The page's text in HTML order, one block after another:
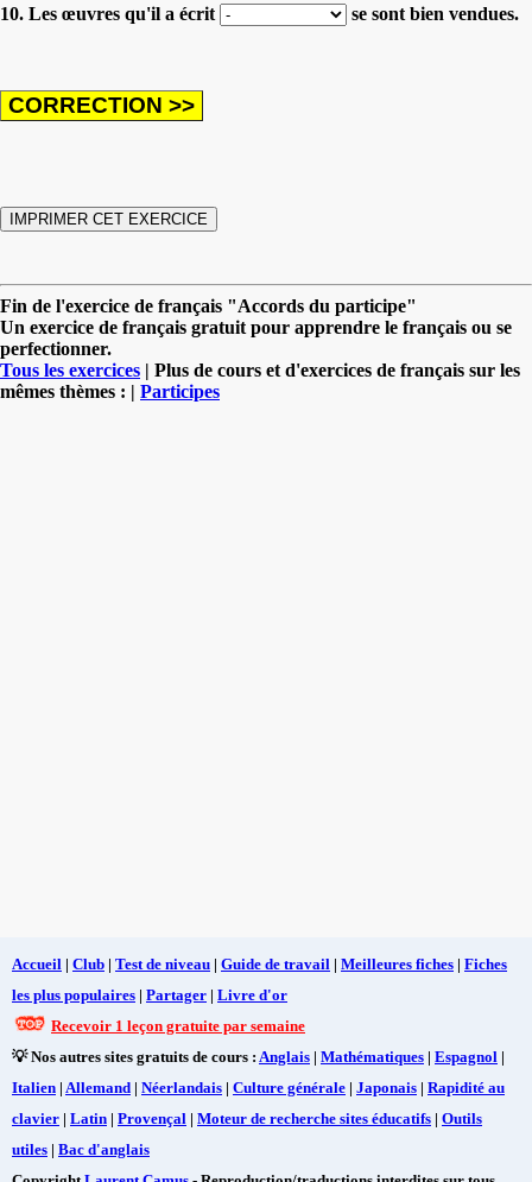
10. Les œuvres qu'il a écrit se sont bien vendues.
Fin de l'exercice de français "Accords du participe"
Un exercice de français gratuit pour apprendre le français ou se
perfectionner.
Tous les exercices | Plus de cours et d'exercices de français sur les
mêmes thèmes : | Participes
Accueil | Club | Test de niveau | Guide de travail | Meilleures fiches | Fiches
les plus populaires | Partager | Livre d'or
Recevoir 1 leçon gratuite par semaine
💡 Nos autres sites gratuits de cours : Anglais | Mathématiques | Espagnol |
Italien | Allemand | Néerlandais | Culture générale | Japonais | Rapidité au
clavier | Latin | Provençal | Moteur de recherche sites éducatifs | Outils
utiles | Bac d'anglais